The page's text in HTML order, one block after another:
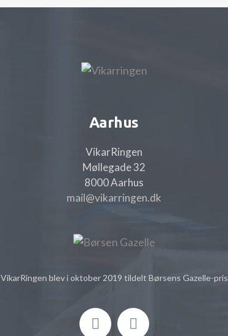
Aarhus
VikarRingen
Møllegade 32
8000 Aarhus
mail@vikarringen.dk
VikarRingen blev i oktober 2019 tildelt Børsens Gazelle-pris